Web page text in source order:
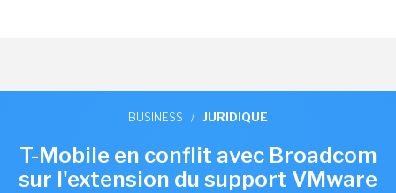
BUSINESS / JURIDIQUE
T-Mobile en conflit avec Broadcom
sur l'extension du support VMware